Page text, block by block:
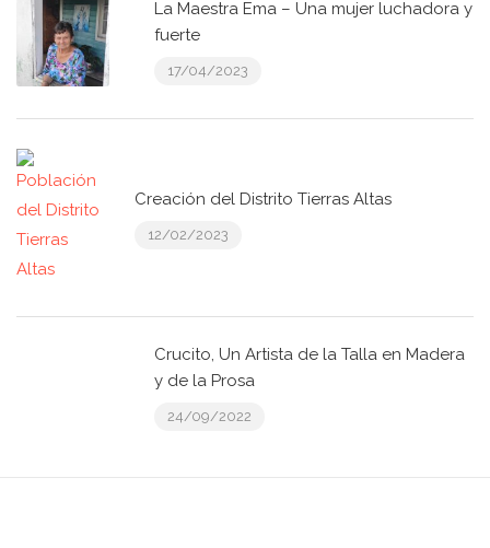
La Maestra Ema – Una mujer luchadora y
fuerte
17/04/2023
Creación del Distrito Tierras Altas
12/02/2023
Crucito, Un Artista de la Talla en Madera
y de la Prosa
24/09/2022